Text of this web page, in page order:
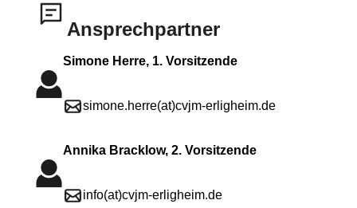
Ansprechpartner
Simone Herre, 1. Vorsitzende
simone.herre(at)cvjm-erligheim.de
Annika Bracklow, 2. Vorsitzende
info(at)cvjm-erligheim.de